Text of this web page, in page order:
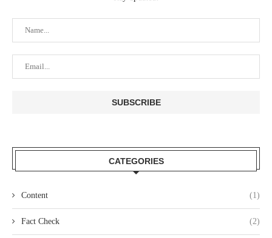
CATEGORIES
Content (1)
Fact Check (2)